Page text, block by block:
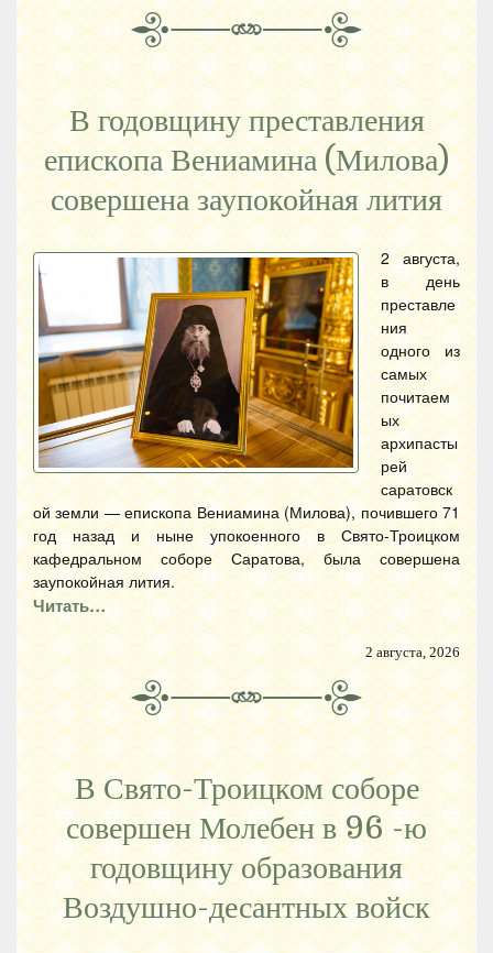
В годовщину преставления
епископа Вениамина (Милова)
совершена заупокойная лития
2 августа,
в день
преставле
ния
одного из
самых
почитаем
ых
архипасты
рей
саратовск
ой земли — епископа Вениамина (Милова), почившего 71
год назад и ныне упокоенного в Свято-Троицком
кафедральном соборе Саратова, была совершена
заупокойная лития.
Читать…
2 августа, 2026
В Свято-Троицком соборе
совершен Молебен в 96 -ю
годовщину образования
Воздушно-десантных войск